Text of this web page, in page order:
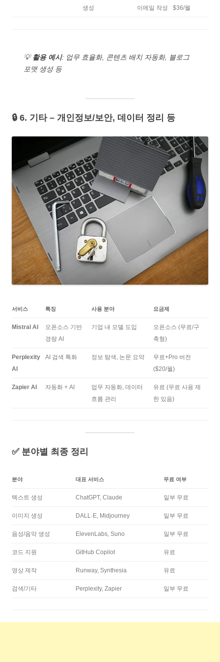
생성 이메일 작성 $36/월
💡 활용 예시: 업무 효율화, 콘텐츠 배치 자동화, 블로그
포맷 생성 등
🔒 6. 기타 – 개인정보/보안, 데이터 정리 등
서비스 특징 사용 분야 요금제
Mistral AI
오픈소스 기반
경량 AI
기업 내 모델 도입
오픈소스 (무료/구
축형)
Perplexity
AI
AI 검색 특화 정보 탐색, 논문 요약
무료+Pro 버전
($20/월)
Zapier AI 자동화 + AI
업무 자동화, 데이터
흐름 관리
유료 (무료 사용 제
한 있음)
✅ 분야별 최종 정리
분야 대표 서비스 무료 여부
텍스트 생성 ChatGPT, Claude 일부 무료
이미지 생성 DALL·E, Midjourney 일부 무료
음성/음악 생성 ElevenLabs, Suno 일부 무료
코드 지원 GitHub Copilot 유료
영상 제작 Runway, Synthesia 유료
검색/기타 Perplexity, Zapier 일부 무료